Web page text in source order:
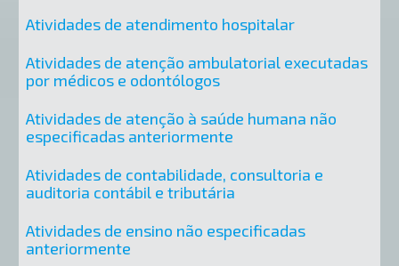
Atividades de atendimento hospitalar
Atividades de atenção ambulatorial executadas
por médicos e odontólogos
Atividades de atenção à saúde humana não
especificadas anteriormente
Atividades de contabilidade, consultoria e
auditoria contábil e tributária
Atividades de ensino não especificadas
anteriormente